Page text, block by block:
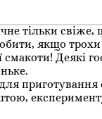
тільки свіже,
якщо
смакоти! Деякі